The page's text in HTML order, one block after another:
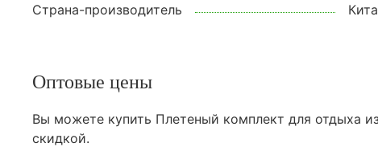
Страна-производитель
Оптовые цены
Вы можете купить Плетеный комплект для отдыха
скидкой.